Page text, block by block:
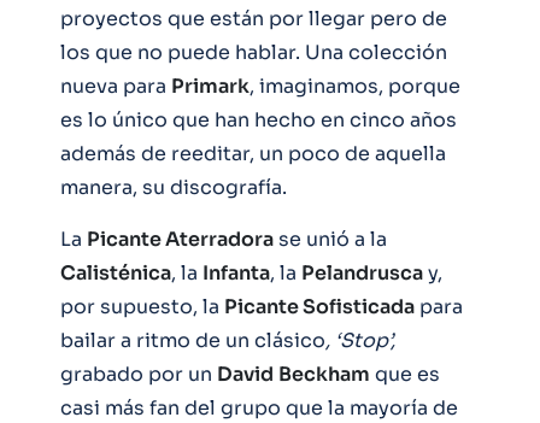
proyectos que están por llegar pero de
los que no puede hablar. Una colección
nueva para Primark, imaginamos, porque
es lo único que han hecho en cinco años
además de reeditar, un poco de aquella
manera, su discografía.
La Picante Aterradorase unió a la
Calisténica, la Infanta, la Pelandruscay,
por supuesto, la Picante Sofisticada para
bailar a ritmo de un clásico, ‘Stop’,
grabado por un David Beckham que es
casi más fan del grupo que la mayoría de